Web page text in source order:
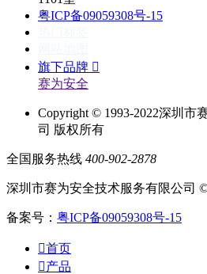
粤ICP备09059308号-15
旗下品牌 
赛为安全
Copyright © 1993-2022深圳市
司 版权所有
全国服务热线 400-902-2878
深圳市赛为安全技术服务有限公司
备案号： 粤ICP备09059308号-15
首页
产品